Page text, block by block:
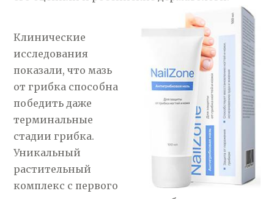
Клинические
исследования
показали, что мазь
от грибка способна
победить даже
терминальные
стадии грибка.
Уникальный
растительный
комплекс с первого